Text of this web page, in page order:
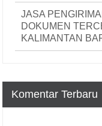
JASA
DOKUMEN
KALIMANTAN
Komentar Terbaru